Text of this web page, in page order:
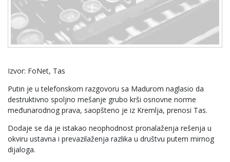
Izvor: FoNet, Tas
Putin je u telefonskom razgovoru sa Madurom naglasio da
destruktivno spoljno mešanje grubo krši osnovne norme
međunarodnog prava, saopšteno je iz Kremlja, prenosi Tas.
Dodaje se da je istakao neophodnost pronalaženja rešenja u
okviru ustavna i prevazilaženja razlika u društvu putem mirnog
dijaloga.